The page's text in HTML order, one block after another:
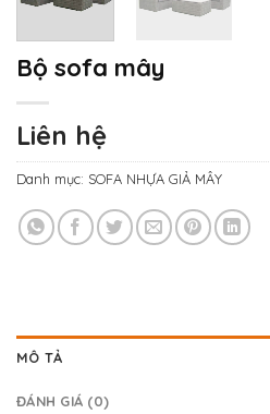
Bộ sofa mây
Liên hệ
Danh mục: SOFA NHỰA GIẢ MÂY
MÔ TẢ
ĐÁNH GIÁ (0)